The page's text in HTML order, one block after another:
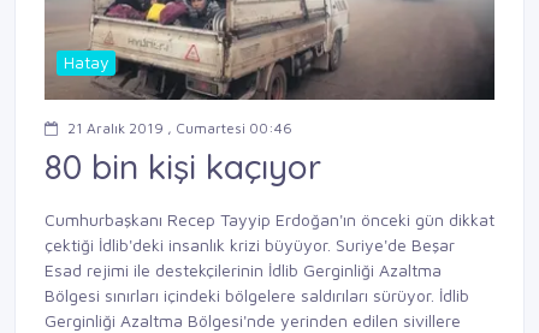
Hatay
21 Aralık 2019 , Cumartesi 00:46
80 bin kişi kaçıyor
Cumhurbaşkanı Recep Tayyip Erdoğan'ın önceki gün dikkat
çektiği İdlib'deki insanlık krizi büyüyor. Suriye'de Beşar
Esad rejimi ile destekçilerinin İdlib Gerginliği Azaltma
Bölgesi sınırları içindeki bölgelere saldırıları sürüyor. İdlib
Gerginliği Azaltma Bölgesi'nde yerinden edilen sivillere